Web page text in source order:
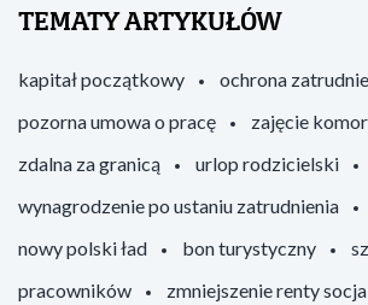
TEMATY ARTYKUŁÓW
kapitał początkowy
ochrona
pozorna umowa o pracę
zajęcie
zdalna za granicą
urlop rodzicielski
wynagrodzenie po ustaniu zatrudnienia
nowy polski ład
bon turystyczny
pracowników
zmniejszenie renty